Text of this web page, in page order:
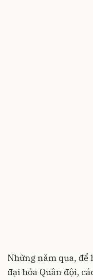
Những năm qua, để
đại hóa Quân đội,